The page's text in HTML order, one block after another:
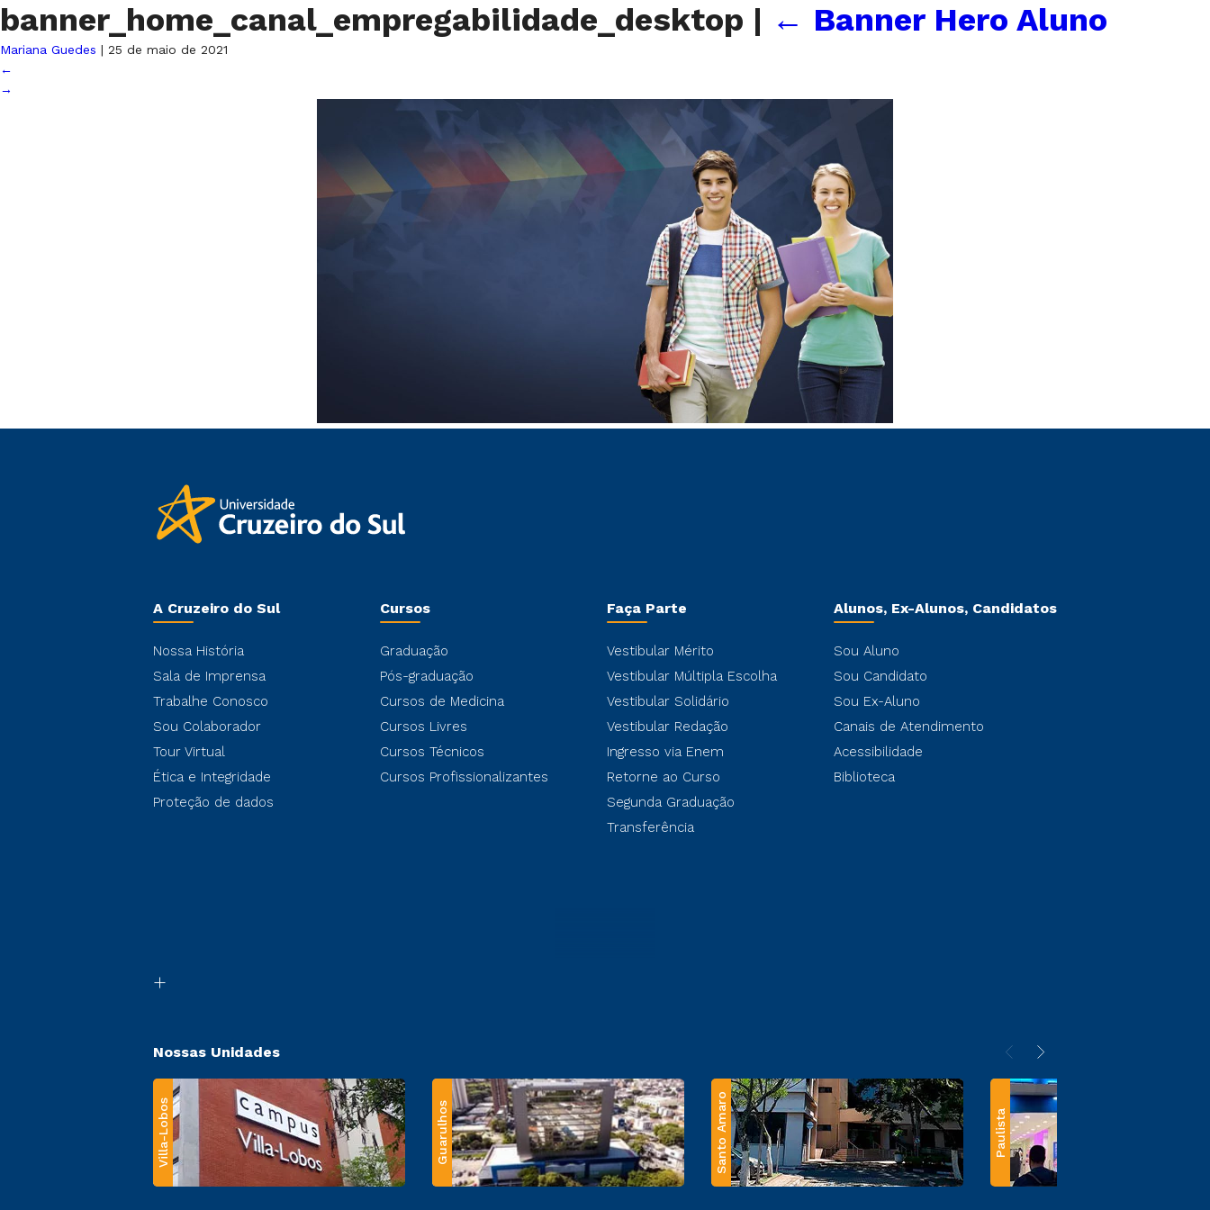
banner_home_canal_empregabilidade_desktop | ← Banner Hero Aluno
Mariana Guedes | 25 de maio de 2021
←
→
A Cruzeiro do Sul
Nossa História
Sala de Imprensa
Trabalhe Conosco
Sou Colaborador
Tour Virtual
Ética e Integridade
Proteção de dados
Cursos
Graduação
Pós-graduação
Cursos de Medicina
Cursos Livres
Cursos Técnicos
Cursos Profissionalizantes
Faça Parte
Vestibular Mérito
Vestibular Múltipla Escolha
Vestibular Solidário
Vestibular Redação
Ingresso via Enem
Retorne ao Curso
Segunda Graduação
Transferência
Alunos, Ex-Alunos, Candidatos
Sou Aluno
Sou Candidato
Sou Ex-Aluno
Canais de Atendimento
Acessibilidade
Biblioteca
Nossas Unidades
Villa-Lobos Guarulhos Santo Amaro Paulista